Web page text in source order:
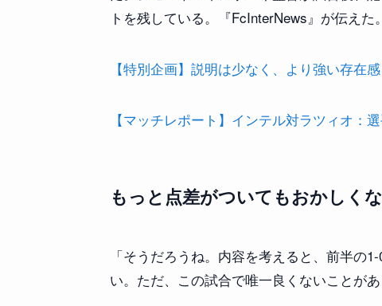
トを残している。『FcInterNews』が伝えた。
【特別企画】説明は少なく、より強い存在
【マッチレポート】インテル対ラツィオ：
もっと点差がついてもおかしく
「そうだろうね。内容を考えると、前半の
い。ただ、この試合で唯一良くないことが